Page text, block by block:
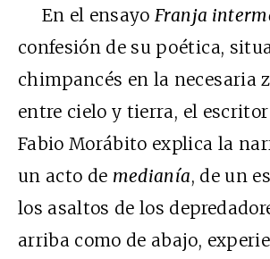
En el ensayoFranja
confesión de su poética,
chimpancés en la necesaria
entre cielo y tierra, el
Fabio Morábito explica la
un acto de medianía, de un
los asaltos de los
arriba como de abajo,